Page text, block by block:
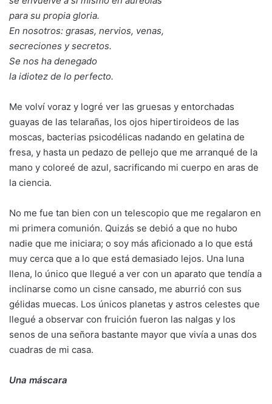
para su propia gloria.
En nosotros: grasas, nervios, venas,
secreciones y secretos.
Se nos ha denegado
la idiotez de lo perfecto.
Me volví voraz y logré ver las gruesas y entorchadas
guayas de las telarañas, los ojos hipertiroideos de las
moscas, bacterias psicodélicas nadando en gelatina de
fresa, y hasta un pedazo de pellejo que me arranqué de la
mano y coloreé de azul, sacrificando mi cuerpo en aras de
la ciencia.
No me fue tan bien con un telescopio que me regalaron en
mi primera comunión. Quizás se debió a que no hubo
nadie que me iniciara; o soy más aficionado a lo que está
muy cerca que a lo que está demasiado lejos. Una luna
llena, lo único que llegué a ver con un aparato que tendía a
inclinarse como un cisne cansado, me aburrió con sus
gélidas muecas. Los únicos planetas y astros celestes que
llegué a observar con fruición fueron las nalgas y los
senos de una señora bastante mayor que vivía a unas dos
cuadras de mi casa.
Una máscara